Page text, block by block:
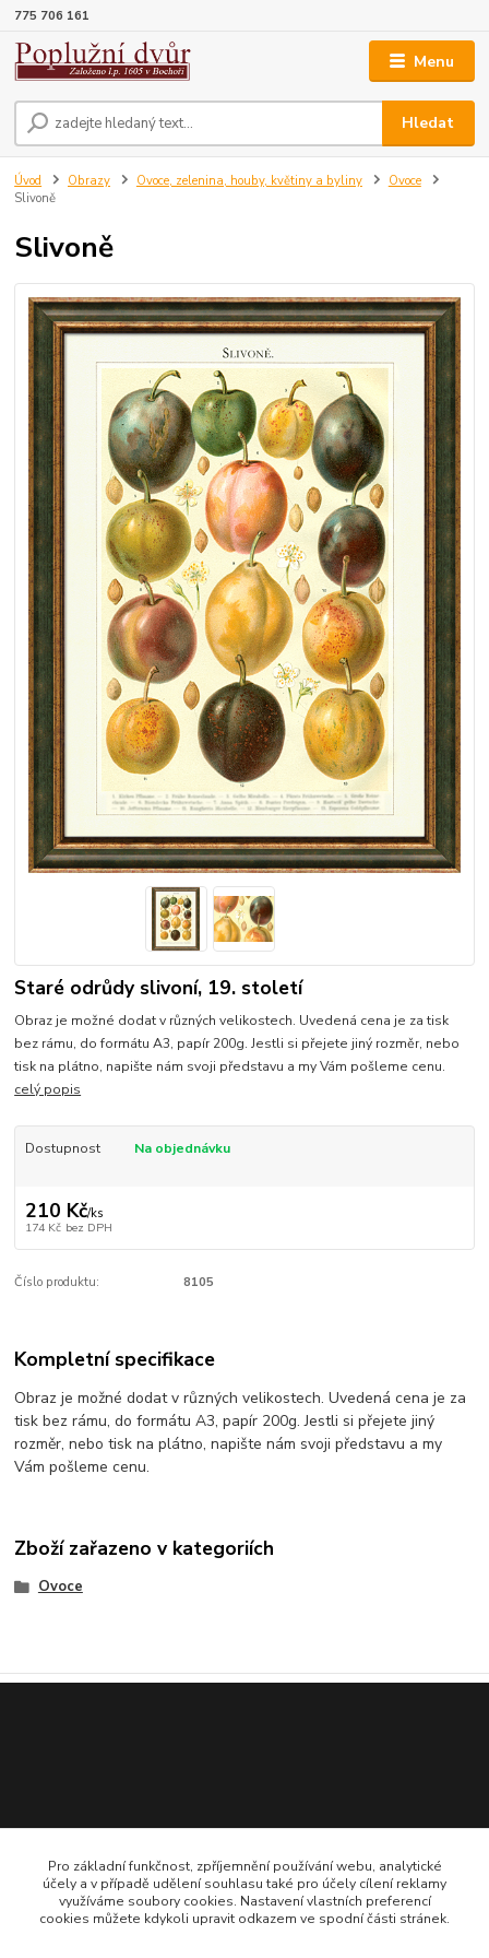
Menu
Hledat
775 706 161
Úvod Obrazy Ovoce, zelenina, houby, květiny a byliny
Ovoce
Slivoně
Slivoně
Staré odrůdy slivoní, 19. století
Obraz je možné dodat v různých velikostech. Uvedená cena je za tisk
bez rámu, do formátu A3, papír 200g. Jestli si přejete jiný rozměr, nebo
tisk na plátno, napište nám svoji představu a my Vám pošleme cenu.
celý popis
Dostupnost Na objednávku
210 Kč/ks
174 Kč bez DPH
Číslo produktu: 8105
Kompletní specifikace
Obraz je možné dodat v různých velikostech. Uvedená cena je za
tisk bez rámu, do formátu A3, papír 200g. Jestli si přejete jiný
rozměr, nebo tisk na plátno, napište nám svoji představu a my
Vám pošleme cenu.
Zboží zařazeno v kategoriích
Ovoce
775 706 161
Pro základní funkčnost, zpříjemnění používání webu, analytické
účely a v případě udělení souhlasu také pro účely cílení reklamy
využíváme soubory cookies. Nastavení vlastních preferencí
cookies můžete kdykoli upravit odkazem ve spodní části stránek.